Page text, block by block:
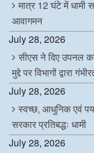
मात्र 12 घंटे में धामी
आवागमन
July 28, 2026
सीएस ने दिए उपनल
मुद्दे पर विभागों द्वारा
July 28, 2026
स्वच्छ, आधुनिक एवं
सरकार प्रतिबद्धः धामी
July 28, 2026